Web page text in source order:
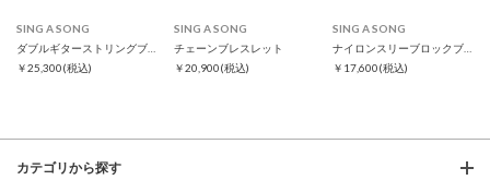
SING A SONG
￥25,300(税込)
SING A SONG
チェーンブレスレット
￥20,900(税込)
SING A SONG
ナイロンスリーブロックブレスレット
￥17,600(税込)
カテゴリから探す